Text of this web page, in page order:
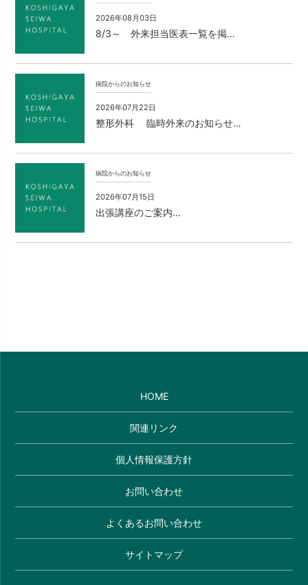
2026年08月03日
8/3～ 外来担当医表一覧を掲…
病院からのお知らせ
2026年07月22日
整形外科 臨時外来のお知らせ…
病院からのお知らせ
2026年07月15日
出張講座のご案内…
HOME
関連リンク
個人情報保護方針
お問い合わせ
よくあるお問い合わせ
サイトマップ